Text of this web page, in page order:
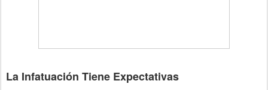
La Infatuación Tiene Expectativas